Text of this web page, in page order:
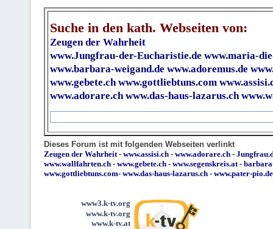
Suche in den kath. Webseiten von:
Zeugen der Wahrheit
www.Jungfrau-der-Eucharistie.de www.maria-
www.barbara-weigand.de www.adoremus.de
www.gebete.ch www.gottliebtuns.com
www.adorare.ch www.das-haus-lazarus.ch
Dieses Forum ist mit folgenden Webseiten verlinkt
Zeugen der Wahrheit- www.assisi.ch - www.adorare.ch -
www.wallfahrten.ch - www.gebete.ch - www.segenskreis.at-
www.gottliebtuns.com- www.das-haus-lazarus.ch - www.pater-pio.de
www3.k-tv.org
www.k-tv.org
www.k-tv.at